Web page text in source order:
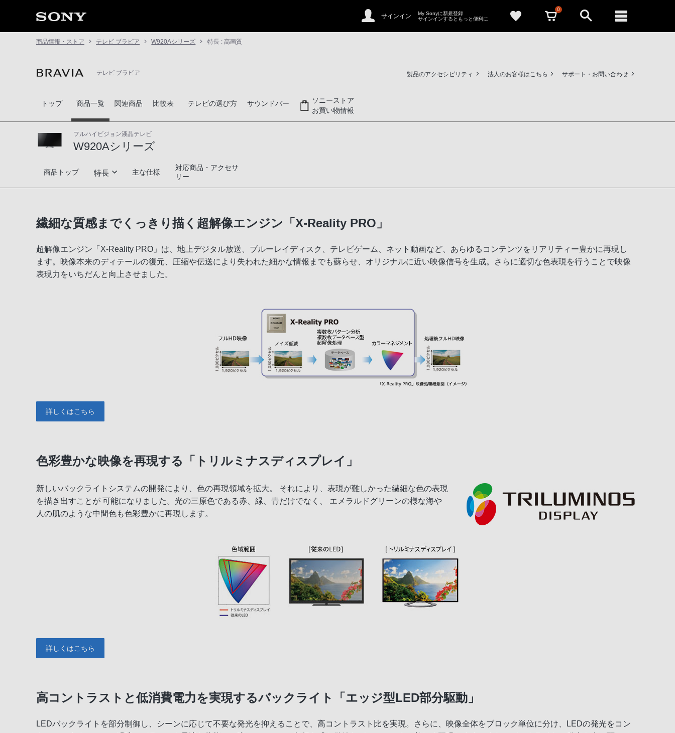
サインイン
My Sonyに新規登録
サインインするともっと便利に
0
商品情報・ストア テレビ ブラビア W920Aシリーズ 特長 : 高画質
テレビ ブラビア 製品のアクセシビリティ 法人のお客様はこちら サポート・お問い合わせ
トップ 商品一覧 関連商品 比較表 テレビの選び方 サウンドバー
ソニーストア
お買い物情報
フルハイビジョン液晶テレビ
W920Aシリーズ
W920Aシリーズ
商品トップ 特長
高音質
スマートフォン連携
ネットワーク機能
主な仕様
対応商品・アクセサ
リー
繊細な質感までくっきり描く超解像エンジン「X-Reality PRO」
超解像エンジン「X-Reality PRO」は、地上デジタル放送、ブルーレイディスク、テレビゲーム、ネット動画など、あらゆるコンテンツをリアリティー豊かに再現し
ます。映像本来のディテールの復元、圧縮や伝送により失われた細かな情報までも蘇らせ、オリジナルに近い映像信号を生成。さらに適切な色表現を行うことで映像
表現力をいちだんと向上させました。
詳しくはこちら
色彩豊かな映像を再現する「トリルミナスディスプレイ」
新しいバックライトシステムの開発により、色の再現領域を拡大。 それにより、表現が難しかった繊細な色の表現
を描き出すことが 可能になりました。光の三原色である赤、緑、青だけでなく、 エメラルドグリーンの様な海や
人の肌のような中間色も色彩豊かに再現します。
詳しくはこちら
高コントラストと低消費電力を実現するバックライト「エッジ型LED部分駆動」
LEDバックライトを部分制御し、シーンに応じて不要な発光を抑えることで、高コントラスト比を実現。さらに、映像全体をブロック単位に分け、LEDの発光をコン